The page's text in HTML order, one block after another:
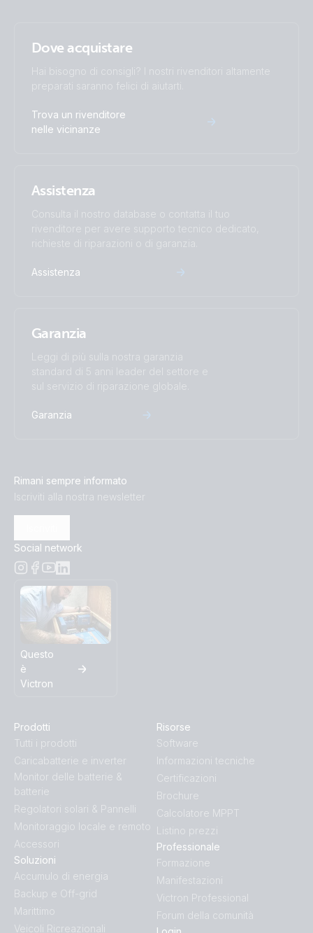
Dove acquistare
Hai bisogno di consigli? I nostri rivenditori altamente
preparati saranno felici di aiutarti.
Trova un rivenditore
nelle vicinanze
Assistenza
Consulta il nostro database o contatta il tuo
rivenditore per avere supporto tecnico dedicato,
richieste di riparazioni o di garanzia.
Assistenza
Garanzia
Leggi di più sulla nostra garanzia
standard di 5 anni leader del settore e
sul servizio di riparazione globale.
Garanzia
Rimani sempre informato
Iscriviti alla nostra newsletter
Social network
Questo
è
Victron
Prodotti
Tutti i prodotti
Caricabatterie e inverter
Monitor delle batterie &
batterie
Regolatori solari & Pannelli
Monitoraggio locale e remoto
Accessori
Soluzioni
Accumulo di energia
Backup e Off-grid
Marittimo
Veicoli Ricreazionali
Risorse
Software
Informazioni tecniche
Certificazioni
Brochure
Calcolatore MPPT
Listino prezzi
Professionale
Formazione
Manifestazioni
Victron Professional
Forum della comunità